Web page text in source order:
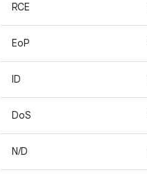
RCE
EoP
ID
DoS
N/D